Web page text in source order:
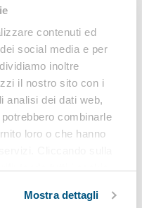
contenuti ed
social media e per
inoltre
il nostro sito con i
analisi dei dati web,
combinarle
loro o che hanno
Mostra dettagli
novità legislative